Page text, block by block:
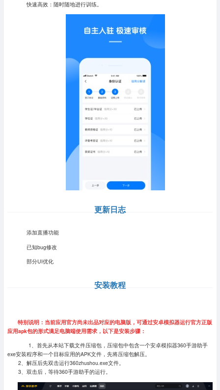
快速高效：随时随地进行训练。
更新日志
添加直播功能
已知bug修改
部分UI优化
安装教程
特别说明：当前应用官方尚未出品对应的电脑版，可通过安卓模拟器运行官方正版
应用apk包的形式满足电脑端使用需求，以下是安装步骤：
1、首先从本站下载文件压缩包，压缩包中包含一个安卓模拟器360手游助手
exe安装程序和一个目标应用的APK文件，先将压缩包解压。
2、解压后先双击运行360zhushou.exe文件。
3、双击后，等待360手游助手的运行。